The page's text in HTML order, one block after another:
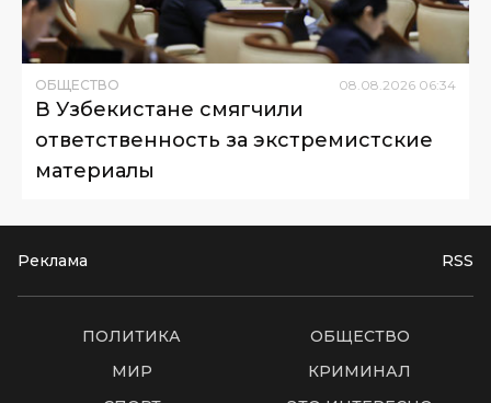
ОБЩЕСТВО 08 08 2026 06:34
В Узбекистане смягчили
ответственность за экстремистские
материалы
Реклама RSS
ПОЛИТИКА
ОБЩЕСТВО
МИР
КРИМИНАЛ